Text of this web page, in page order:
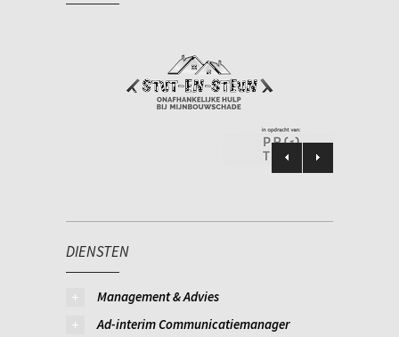
DIENSTEN
Management & Advies
Ad-interim Communicatiemanager